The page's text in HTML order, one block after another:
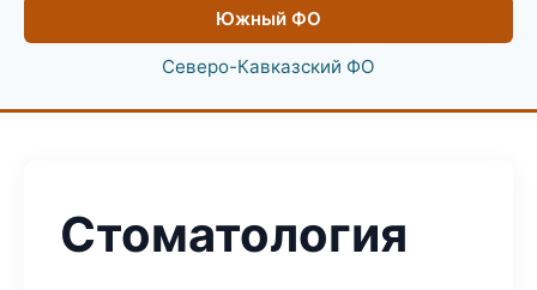
Южный ФО
Северо-Кавказский ФО
Стоматология